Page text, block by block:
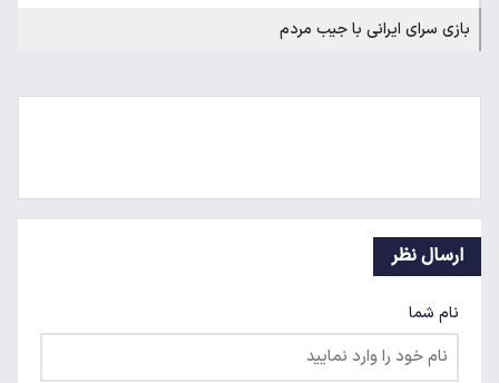
بازی سرای ایرانی با جیب مردم
ارسال نظر
نام شما